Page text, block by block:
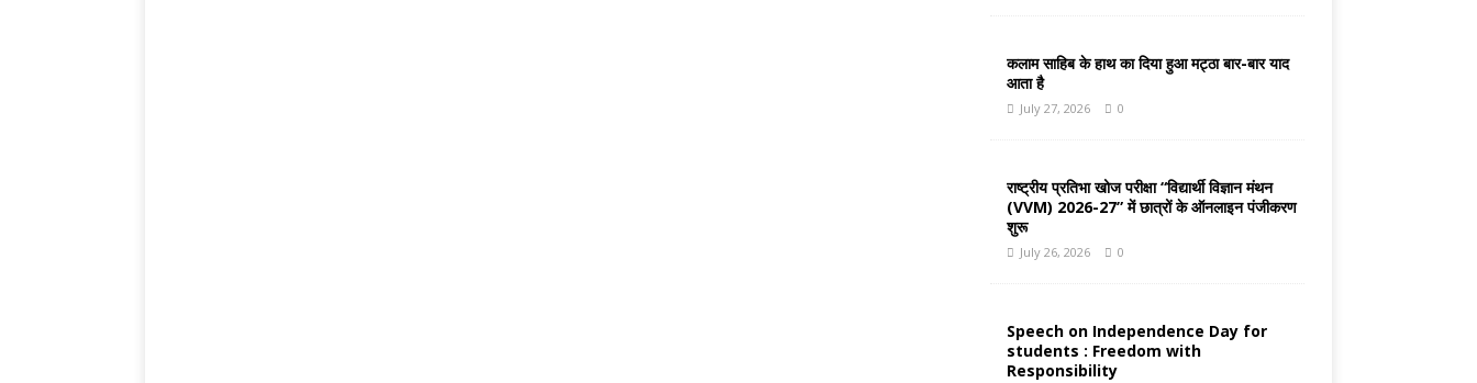
कलाम साहिब के हाथ का दिया हुआ मट्ठा बार-बार याद
आता है
July 27, 2026 0
राष्ट्रीय प्रतिभा खोज परीक्षा “विद्यार्थी विज्ञान मंथन
(VVM) 2026-27” में छात्रों के ऑनलाइन पंजीकरण
शुरू
July 26, 2026 0
Speech on Independence Day for
students : Freedom with
Responsibility